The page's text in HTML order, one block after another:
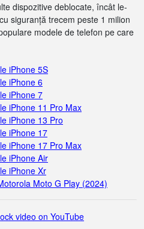
dispozitive deblocate, încât le-
siguranță trecem peste 1 milion
modele de telefon pe care
iPhone 5S
iPhone 6
iPhone 7
iPhone 11 Pro Max
iPhone 13 Pro
iPhone 17
iPhone 17 Pro Max
iPhone Air
iPhone Xr
Moto G Play (2024)
video on YouTube